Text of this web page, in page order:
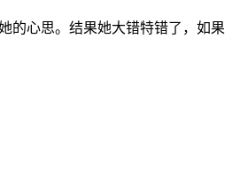
的心思。结果她大错特错了，如果